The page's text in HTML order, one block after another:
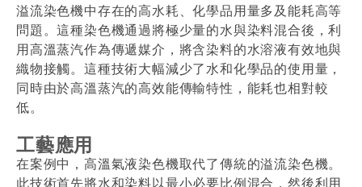
溢流染色機中存在的高水耗、化學品用量多及能耗高等
問題。這種染色機通過將極少量的水與染料混合後，利
用高溫蒸汽作為傳遞媒介，將含染料的水溶液有效地與
織物接觸。這種技術大幅減少了水和化學品的使用量，
同時由於高溫蒸汽的高效能傳輸特性，能耗也相對較
低。
工藝應用
在案例中，高溫氣液染色機取代了傳統的溢流染色機。
此技術首先將水和染料以最小必要比例混合，然後利用